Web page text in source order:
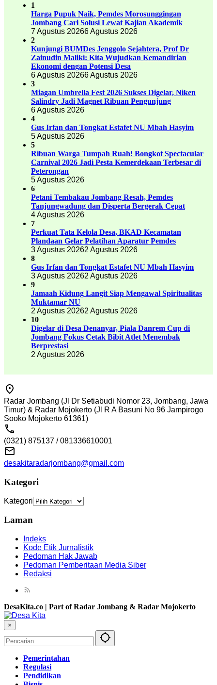
1
Harga Pupuk Naik, Pemdes Morosunggingan
Jombang Cari Solusi Lewat Kajian Akademik
7 Agustus 20266 Agustus 2026
2
Kunjungi BUMDes Jenggolo Sejahtera, Prof Dr
Zainudin Maliki: Kita Wujudkan Kemandirian
Ekonomi dengan Potensi Desa
6 Agustus 20266 Agustus 2026
3
Miagan Umbrella Fest 2026 Sukses Digelar, Niken
Salindry Jadi Magnet Ribuan Pengunjung
6 Agustus 2026
4
Gus Irfan dan Tongkat Estafet NU Mbah Hasyim
5 Agustus 2026
5
Ribuan Warga Tumpah Ruah! Bongkot Spectacular
Carnival 2026 Jadi Pesta Kemerdekaan Terbesar di
Peterongan
5 Agustus 2026
6
Petani Tembakau Jombang Resah, Pemdes
Tanjungwadung dan Disperta Bergerak Cepat
4 Agustus 2026
7
Perkuat Tata Kelola Desa, BKAD Kecamatan
Plandaan Gelar Pelatihan Aparatur Pemdes
3 Agustus 20262 Agustus 2026
8
Gus Irfan dan Tongkat Estafet NU Mbah Hasyim
3 Agustus 20262 Agustus 2026
9
Jamaah Kidung Langit Siap Mengawal Spiritualitas
Muktamar NU
2 Agustus 20262 Agustus 2026
10
Digelar di Desa Denanyar, Piala Danrem Cup di
Jombang Fokus Cetak Bibit Atlet Menembak
Berprestasi
2 Agustus 2026
Radar Jombang (Jl Dr Setiabudi Nomor 23, Jombang, Jawa
Timur) & Radar Mojokerto (Jl R A Basuni No 96 Jampirogo
Sooko Mojokerto 61361)
(0321) 875137 / 081336610001
desakitaradarjombang@gmail.com
Kategori
Kategori
Laman
Indeks
Kode Etik Jurnalistik
Pedoman Hak Jawab
Pedoman Pemberitaan Media Siber
Redaksi
DesaKita.co | Part of Radar Jombang & Radar Mojokerto
×
Pemerintahan
Regulasi
Pendidikan